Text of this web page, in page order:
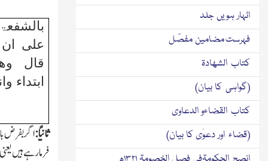
علی ان
قال
ابتداء
ثانیًا:اگر بفرض
فرمارہے ہیں
اٹہار ہویں جلد
فہرست مضامین مفصّل
کتاب الشھادۃ
(گواہی کا بیان)
کتاب القضاءو الدعاوی
(قضاء اور دعوٰی کا بیان)